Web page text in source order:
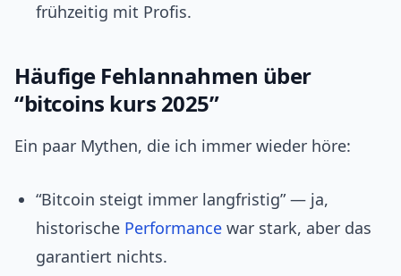
frühzeitig mit Profis.
Häufige Fehlannahmen über
“bitcoins kurs 2025”
Ein paar Mythen, die ich immer wieder höre:
“Bitcoin steigt immer langfristig” — ja,
historische Performance war stark, aber das
garantiert nichts.